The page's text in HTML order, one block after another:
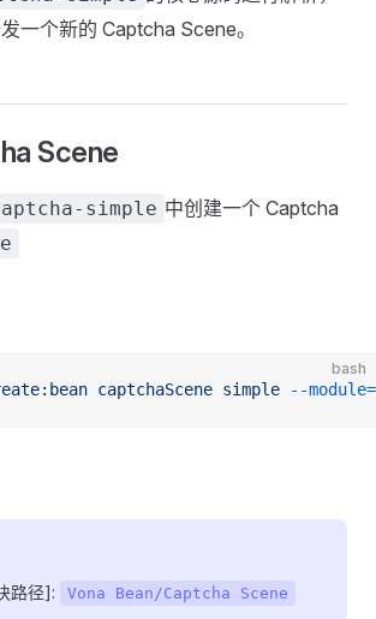
一个新的 Captcha Scene。
Scene
simple 中创建一个 Captcha
bash
captchaScene simple --
路径]:
Vona Bean/Captcha Scene